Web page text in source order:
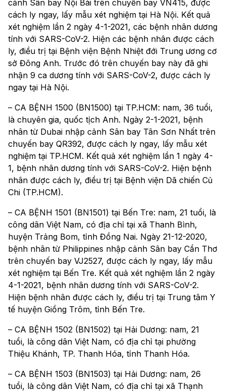
cảnh Sân bay Nội Bài trên chuyến bay VN415, được
cách ly ngay, lấy mẫu xét nghiệm tại Hà Nội. Kết quả
xét nghiệm lần 2 ngày 4-1-2021, các bệnh nhân dương
tính với SARS-CoV-2. Hiện các bệnh nhân được cách
ly, điều trị tại Bệnh viện Bệnh Nhiệt đới Trung ương cơ
sở Đông Anh. Trước đó trên chuyến bay này đã ghi
nhận 9 ca dương tính với SARS-CoV-2, được cách ly
ngay tại Hà Nội.
– CA BỆNH 1500 (BN1500) tại TP.HCM: nam, 36 tuổi,
là chuyên gia, quốc tịch Anh. Ngày 2-1-2021, bệnh
nhân từ Dubai nhập cảnh Sân bay Tân Sơn Nhất trên
chuyến bay QR392, được cách ly ngay, lấy mẫu xét
nghiệm tại TP.HCM. Kết quả xét nghiệm lần 1 ngày 4-
1, bệnh nhân dương tính với SARS-CoV-2. Hiện bệnh
nhân được cách ly, điều trị tại Bệnh viện Dã chiến Củ
Chi (TP.HCM).
– CA BỆNH 1501 (BN1501) tại Bến Tre: nam, 21 tuổi, là
công dân Việt Nam, có địa chỉ tại xã Thanh Bình,
huyện Trảng Bom, tỉnh Đồng Nai. Ngày 21-12-2020,
bệnh nhân từ Philippines nhập cảnh Sân bay Cần Thơ
trên chuyến bay VJ2527, được cách ly ngay, lấy mẫu
xét nghiệm tại Bến Tre. Kết quả xét nghiệm lần 2 ngày
4-1-2021, bệnh nhân dương tính với SARS-CoV-2.
Hiện bệnh nhân được cách ly, điều trị tại Trung tâm Y
tế huyện Giồng Trôm, tỉnh Bến Tre.
– CA BỆNH 1502 (BN1502) tại Hải Dương: nam, 21
tuổi, là công dân Việt Nam, có địa chỉ tại phường
Thiệu Khánh, TP. Thanh Hóa, tỉnh Thanh Hóa.
– CA BỆNH 1503 (BN1503) tại Hải Dương: nam, 26
tuổi, là công dân Việt Nam, có địa chỉ tại xã Thạnh